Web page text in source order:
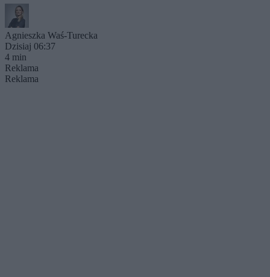
Agnieszka Waś-Turecka
Dzisiaj 06:37
4 min
Reklama
Reklama